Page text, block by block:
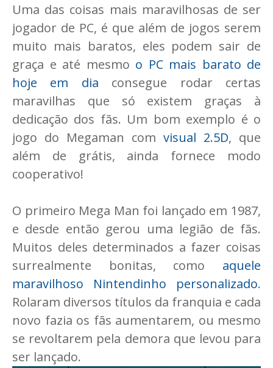
Uma das coisas mais maravilhosas de ser
jogador de PC, é que além de jogos serem
muito mais baratos, eles podem sair de
graça e até mesmo o PC mais barato de
hoje em dia consegue rodar certas
maravilhas que só existem graças à
dedicação dos fãs. Um bom exemplo é o
jogo do Megaman com visual 2.5D, que
além de grátis, ainda fornece modo
cooperativo!
O primeiro Mega Man foi lançado em 1987,
e desde então gerou uma legião de fãs.
Muitos deles determinados a fazer coisas
surrealmente bonitas, como aquele
maravilhoso Nintendinho personalizado.
Rolaram diversos títulos da franquia e cada
novo fazia os fãs aumentarem, ou mesmo
se revoltarem pela demora que levou para
ser lançado.